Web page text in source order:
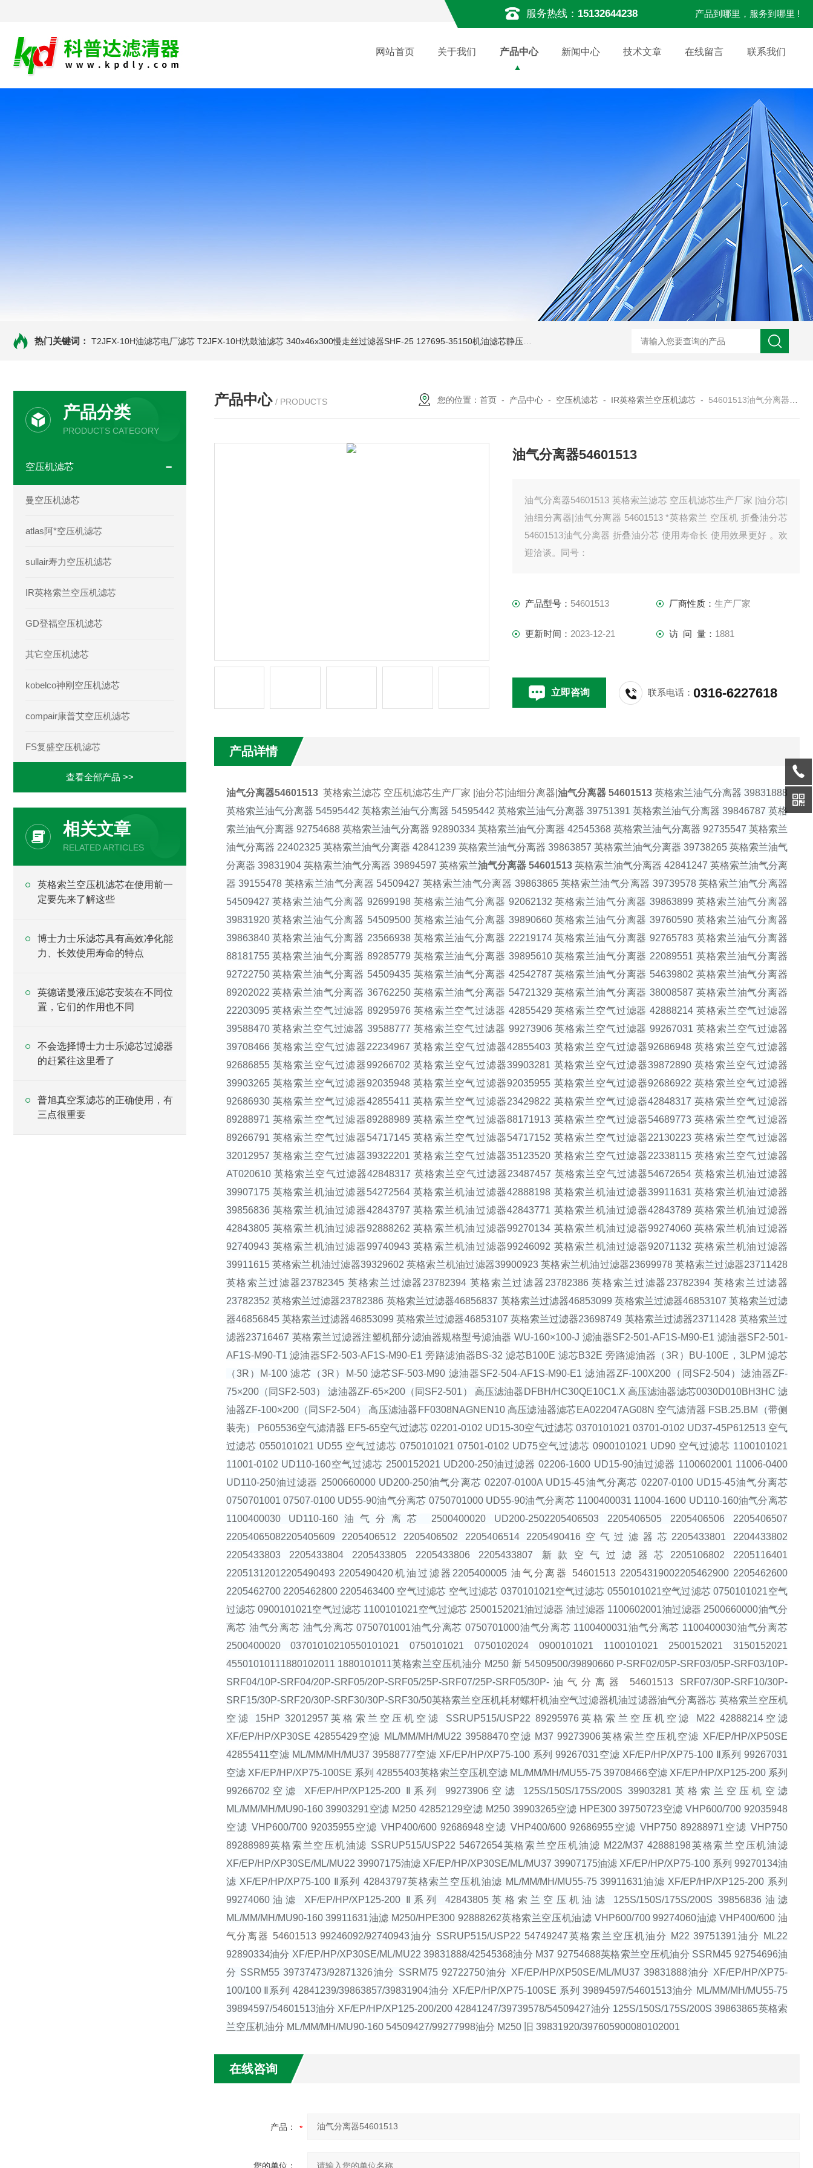
服务热线： 15132644238 产品到哪里，服务到哪里 !
网站首页 关于我们 产品中心 新闻中心 技术文章 在线留言 联系我们
热门关键词： T2JFX-10H油滤芯电厂滤芯 T2JFX-10H沈鼓油滤芯 340x46x300慢走丝过滤器SHF-25 127695-35150机油滤芯静压机滤芯 0250DN010BN4HC液压油滤芯 CST71005离心机滤芯 RFA-630*10/
产品分类
PRODUCTS CATEGORY
空压机滤芯
曼空压机滤芯
atlas阿*空压机滤芯
sullair寿力空压机滤芯
IR英格索兰空压机滤芯
GD登福空压机滤芯
其它空压机滤芯
kobelco神刚空压机滤芯
compair康普艾空压机滤芯
FS复盛空压机滤芯
查看全部产品 >>
相关文章
RELATED ARTICLES
英格索兰空压机滤芯在使用前一
定要先来了解这些
博士力士乐滤芯具有高效净化能
力、长效使用寿命的特点
英德诺曼液压滤芯安装在不同位
置，它们的作用也不同
不会选择博士力士乐滤芯过滤器
的赶紧往这里看了
普旭真空泵滤芯的正确使用，有
三点很重要
产品中心 / PRODUCTS 您的位置：首页 - 产品中心 - 空压机滤芯 - IR英格索兰空压机滤芯 - 54601513油气分离器54601513
油气分离器54601513
油气分离器54601513 英格索兰滤芯 空压机滤芯生产厂家 |油分芯|
油细分离器|油气分离器 54601513 *英格索兰 空压机 折叠油分芯
54601513油气分离器 折叠油分芯 使用寿命长 使用效果更好 。欢
迎洽谈。同号：
产品型号： 54601513 厂商性质： 生产厂家
更新时间： 2023-12-21 访 问 量： 1881
立即咨询 联系电话：0316-6227618
产品详情
油气分离器54601513英格索兰滤芯 空压机滤芯生产厂家 |油分芯|油细分离器| 油气分离器 54601513 英格索兰油气分离器 39831888
英格索兰油气分离器 54595442 英格索兰油气分离器 54595442 英格索兰油气分离器 39751391 英格索兰油气分离器 39846787 英格
索兰油气分离器 92754688 英格索兰油气分离器 92890334 英格索兰油气分离器 42545368 英格索兰油气分离器 92735547 英格索兰
油气分离器 22402325 英格索兰油气分离器 42841239 英格索兰油气分离器 39863857 英格索兰油气分离器 39738265 英格索兰油气
分离器 39831904 英格索兰油气分离器 39894597 英格索兰油气分离器 54601513英格索兰油气分离器 42841247 英格索兰油气分离
器 39155478 英格索兰油气分离器 54509427 英格索兰油气分离器 39863865 英格索兰油气分离器 39739578 英格索兰油气分离器
54509427 英格索兰油气分离器 92699198 英格索兰油气分离器 92062132 英格索兰油气分离器 39863899 英格索兰油气分离器
39831920 英格索兰油气分离器 54509500 英格索兰油气分离器 39890660 英格索兰油气分离器 39760590 英格索兰油气分离器
39863840 英格索兰油气分离器 23566938 英格索兰油气分离器 22219174 英格索兰油气分离器 92765783 英格索兰油气分离器
88181755 英格索兰油气分离器 89285779 英格索兰油气分离器 39895610 英格索兰油气分离器 22089551 英格索兰油气分离器
92722750 英格索兰油气分离器 54509435 英格索兰油气分离器 42542787 英格索兰油气分离器 54639802 英格索兰油气分离器
89202022 英格索兰油气分离器 36762250 英格索兰油气分离器 54721329 英格索兰油气分离器 38008587 英格索兰油气分离器
22203095 英格索兰空气过滤器 89295976 英格索兰空气过滤器 42855429 英格索兰空气过滤器 42888214 英格索兰空气过滤器
39588470 英格索兰空气过滤器 39588777 英格索兰空气过滤器 99273906 英格索兰空气过滤器 99267031 英格索兰空气过滤器
39708466 英格索兰空气过滤器22234967 英格索兰空气过滤器42855403 英格索兰空气过滤器92686948 英格索兰空气过滤器
92686855 英格索兰空气过滤器99266702 英格索兰空气过滤器39903281 英格索兰空气过滤器39872890 英格索兰空气过滤器
39903265 英格索兰空气过滤器92035948 英格索兰空气过滤器92035955 英格索兰空气过滤器92686922 英格索兰空气过滤器
92686930 英格索兰空气过滤器42855411 英格索兰空气过滤器23429822 英格索兰空气过滤器42848317 英格索兰空气过滤器
89288971 英格索兰空气过滤器89288989 英格索兰空气过滤器88171913 英格索兰空气过滤器54689773 英格索兰空气过滤器
89266791 英格索兰空气过滤器54717145 英格索兰空气过滤器54717152 英格索兰空气过滤器22130223 英格索兰空气过滤器
32012957 英格索兰空气过滤器39322201 英格索兰空气过滤器35123520 英格索兰空气过滤器22338115 英格索兰空气过滤器
AT020610 英格索兰空气过滤器42848317 英格索兰空气过滤器23487457 英格索兰空气过滤器54672654 英格索兰机油过滤器
39907175 英格索兰机油过滤器54272564 英格索兰机油过滤器42888198 英格索兰机油过滤器39911631 英格索兰机油过滤器
39856836 英格索兰机油过滤器42843797 英格索兰机油过滤器42843771 英格索兰机油过滤器42843789 英格索兰机油过滤器
42843805 英格索兰机油过滤器92888262 英格索兰机油过滤器99270134 英格索兰机油过滤器99274060 英格索兰机油过滤器
92740943 英格索兰机油过滤器99740943 英格索兰机油过滤器99246092 英格索兰机油过滤器92071132 英格索兰机油过滤器
39911615 英格索兰机油过滤器39329602 英格索兰机油过滤器39900923 英格索兰机油过滤器23699978 英格索兰过滤器23711428
英格索兰过滤器23782345 英格索兰过滤器23782394 英格索兰过滤器23782386 英格索兰过滤器23782394 英格索兰过滤器
23782352 英格索兰过滤器23782386 英格索兰过滤器46856837 英格索兰过滤器46853099 英格索兰过滤器46853107 英格索兰过滤
器46856845 英格索兰过滤器46853099 英格索兰过滤器46853107 英格索兰过滤器23698749 英格索兰过滤器23711428 英格索兰过
滤器23716467 英格索兰过滤器注塑机部分滤油器规格型号滤油器 WU-160×100-J 滤油器SF2-501-AF1S-M90-E1 滤油器SF2-501-
AF1S-M90-T1 滤油器SF2-503-AF1S-M90-E1 旁路滤油器BS-32 滤芯B100E 滤芯B32E 旁路滤油器（3R）BU-100E，3LPM 滤芯
（3R）M-100 滤芯（3R）M-50 滤芯SF-503-M90 滤油器SF2-504-AF1S-M90-E1 滤油器ZF-100X200（同SF2-504）滤油器ZF-
75×200（同SF2-503） 滤油器ZF-65×200（同SF2-501） 高压滤油器DFBH/HC30QE10C1.X 高压滤油器滤芯0030D010BH3HC 滤
油器ZF-100×200（同SF2-504） 高压滤油器FF0308NAGNEN10 高压滤油器滤芯EA022047AG08N 空气滤清器 FSB.25.BM（带侧
装壳） P605536空气滤清器 EF5-65空气过滤芯 02201-0102 UD15-30空气过滤芯 0370101021 03701-0102 UD37-45P612513 空气
过滤芯 0550101021 UD55 空气过滤芯 0750101021 07501-0102 UD75空气过滤芯 0900101021 UD90 空气过滤芯 1100101021
11001-0102 UD110-160空气过滤芯 2500152021 UD200-250油过滤器 02206-1600 UD15-90油过滤器 1100602001 11006-0400
UD110-250油过滤器 2500660000 UD200-250油气分离芯 02207-0100A UD15-45油气分离芯 02207-0100 UD15-45油气分离芯
0750701001 07507-0100 UD55-90油气分离芯 0750701000 UD55-90油气分离芯 1100400031 11004-1600 UD110-160油气分离芯
1100400030 UD110-160油气分离芯 2500400020 UD200-2502205406503 2205406505 2205406506 2205406507
22054065082205405609 2205406512 2205406502 2205406514 2205490416空气过滤器芯2205433801 2204433802
2205433803 2205433804 2205433805 2205433806 2205433807 新款空气过滤器芯2205106802 2205116401
22051312012205490493 2205490420机油过滤器2205400005 油气分离器 54601513 22054319002205462900 2205462600
2205462700 2205462800 2205463400 空气过滤芯 空气过滤芯 0370101021空气过滤芯 0550101021空气过滤芯 0750101021空气
过滤芯 0900101021空气过滤芯 1100101021空气过滤芯 2500152021油过滤器 油过滤器 1100602001油过滤器 2500660000油气分
离芯 油气分离芯 油气分离芯 0750701001油气分离芯 0750701000油气分离芯 1100400031油气分离芯 1100400030油气分离芯
2500400020 03701010210550101021 0750101021 0750102024 0900101021 1100101021 2500152021 3150152021
45501010111880102011 1880101011英格索兰空压机油分 M250 新 54509500/39890660 P-SRF02/05P-SRF03/05P-SRF03/10P-
SRF04/10P-SRF04/20P-SRF05/20P-SRF05/25P-SRF07/25P-SRF05/30P-油气分离器 54601513 SRF07/30P-SRF10/30P-
SRF15/30P-SRF20/30P-SRF30/30P-SRF30/50英格索兰空压机耗材螺杆机油空气过滤器机油过滤器油气分离器芯 英格索兰空压机
空滤 15HP 32012957英格索兰空压机空滤 SSRUP515/USP22 89295976英格索兰空压机空滤 M22 42888214空滤
XF/EP/HP/XP30SE 42855429空滤 ML/MM/MH/MU22 39588470空滤 M37 99273906英格索兰空压机空滤 XF/EP/HP/XP50SE
42855411空滤 ML/MM/MH/MU37 39588777空滤 XF/EP/HP/XP75-100 系列 99267031空滤 XF/EP/HP/XP75-100 Ⅱ系列 99267031
空滤 XF/EP/HP/XP75-100SE 系列 42855403英格索兰空压机空滤 ML/MM/MH/MU55-75 39708466空滤 XF/EP/HP/XP125-200 系列
99266702空滤 XF/EP/HP/XP125-200 Ⅱ系列 99273906空滤 125S/150S/175S/200S 39903281英格索兰空压机空滤
ML/MM/MH/MU90-160 39903291空滤 M250 42852129空滤 M250 39903265空滤 HPE300 39750723空滤 VHP600/700 92035948
空滤 VHP600/700 92035955空滤 VHP400/600 92686948空滤 VHP400/600 92686955空滤 VHP750 89288971空滤 VHP750
89288989英格索兰空压机油滤 SSRUP515/USP22 54672654英格索兰空压机油滤 M22/M37 42888198英格索兰空压机油滤
XF/EP/HP/XP30SE/ML/MU22 39907175油滤 XF/EP/HP/XP30SE/ML/MU37 39907175油滤 XF/EP/HP/XP75-100 系列 99270134油
滤 XF/EP/HP/XP75-100 Ⅱ系列 42843797英格索兰空压机油滤 ML/MM/MH/MU55-75 39911631油滤 XF/EP/HP/XP125-200 系列
99274060油滤 XF/EP/HP/XP125-200 Ⅱ系列 42843805英格索兰空压机油滤 125S/150S/175S/200S 39856836油滤
ML/MM/MH/MU90-160 39911631油滤 M250/HPE300 92888262英格索兰空压机油滤 VHP600/700 99274060油滤 VHP400/600 油
气分离器 5460151399246092/92740943油分 SSRUP515/USP22 54749247英格索兰空压机油分 M22 39751391油分 ML22
92890334油分 XF/EP/HP/XP30SE/ML/MU22 39831888/42545368油分 M37 92754688英格索兰空压机油分 SSRM45 92754696油
分 SSRM55 39737473/92871326油分 SSRM75 92722750油分 XF/EP/HP/XP50SE/ML/MU37 39831888油分 XF/EP/HP/XP75-
100/100 Ⅱ系列 42841239/39863857/39831904油分 XF/EP/HP/XP75-100SE 系列 39894597/54601513油分 ML/MM/MH/MU55-75
39894597/54601513油分 XF/EP/HP/XP125-200/200 42841247/39739578/54509427油分 125S/150S/175S/200S 39863865英格索
兰空压机油分 ML/MM/MH/MU90-160 54509427/99277998油分 M250 旧 39831920/397605900080102001
在线咨询
产品：
您的单位：